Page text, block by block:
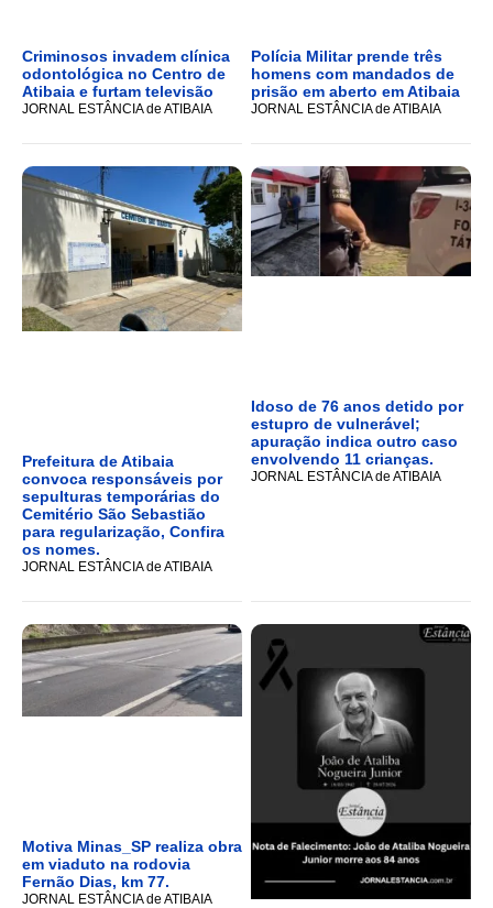
Criminosos invadem clínica
odontológica no Centro de
Atibaia e furtam televisão
JORNAL ESTÂNCIA de ATIBAIA
Polícia Militar prende três
homens com mandados de
prisão em aberto em Atibaia
JORNAL ESTÂNCIA de ATIBAIA
Prefeitura de Atibaia
convoca responsáveis por
sepulturas temporárias do
Cemitério São Sebastião
para regularização, Confira
os nomes.
JORNAL ESTÂNCIA de ATIBAIA
Idoso de 76 anos detido por
estupro de vulnerável;
apuração indica outro caso
envolvendo 11 crianças.
JORNAL ESTÂNCIA de ATIBAIA
Motiva Minas_SP realiza obra
em viaduto na rodovia
Fernão Dias, km 77.
JORNAL ESTÂNCIA de ATIBAIA